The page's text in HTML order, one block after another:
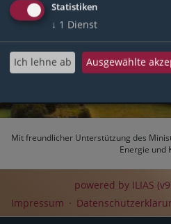
Passwort vergessen?
Neues
Mit freundlicher Unterstützung des
Energie und
powered by ILIAS
Impressum
Statistiken
↓ 1 Dienst
Ich lehne ab Ausgewählte